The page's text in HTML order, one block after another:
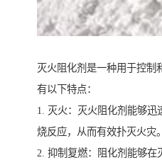
灭火阻化剂是一种用于控制
有以下特点：
1. 灭火：灭火阻化剂能够
烧反应，从而有效扑灭火灾。
2. 抑制复燃：阻化剂能够在